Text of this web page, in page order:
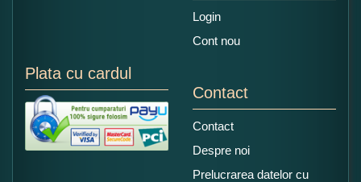
Login
Cont nou
Plata cu cardul
Contact
Contact
Despre noi
Prelucrarea datelor cu